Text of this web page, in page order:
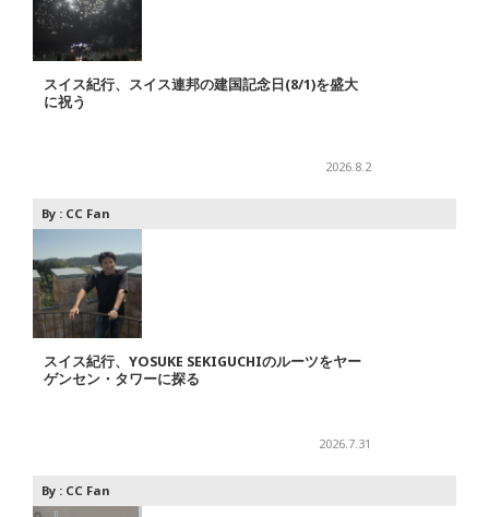
スイス紀行、スイス連邦の建国記念日(8/1)を盛大
に祝う
2026.8.2
By : CC Fan
スイス紀行、YOSUKE SEKIGUCHIのルーツをヤー
ゲンセン・タワーに探る
2026.7.31
By : CC Fan